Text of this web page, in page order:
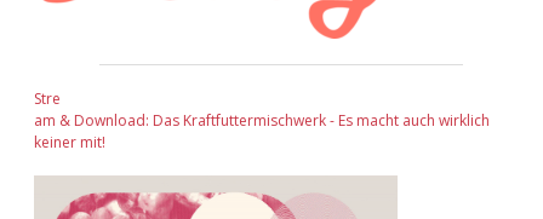
Stre
am & Download: Das Kraftfuttermischwerk - Es macht auch wirklich
keiner mit!